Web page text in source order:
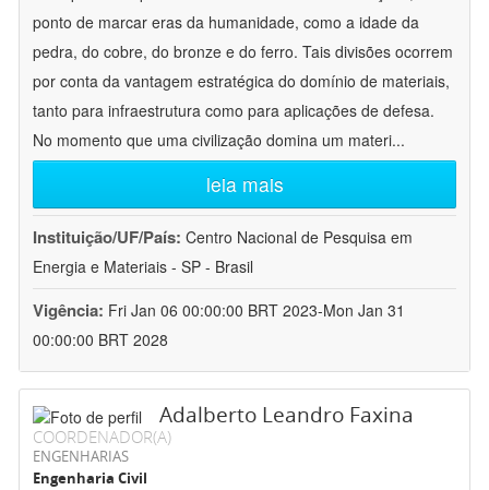
ponto de marcar eras da humanidade, como a idade da
pedra, do cobre, do bronze e do ferro. Tais divisões ocorrem
por conta da vantagem estratégica do domínio de materiais,
tanto para infraestrutura como para aplicações de defesa.
No momento que uma civilização domina um materi...
leia mais
Instituição/UF/País: Centro Nacional de Pesquisa em
Energia e Materiais - SP - Brasil
Vigência: Fri Jan 06 00:00:00 BRT 2023-Mon Jan 31
00:00:00 BRT 2028
Adalberto Leandro Faxina
COORDENADOR(A)
ENGENHARIAS
Engenharia Civil